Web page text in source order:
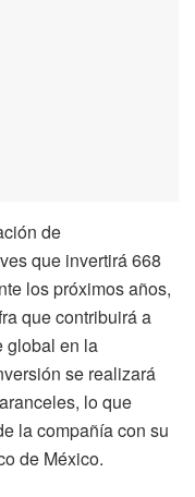
de
que invertirá 668
los próximos años,
que contribuirá a
global en la
se realizará
lo que
la compañía con su
de México.